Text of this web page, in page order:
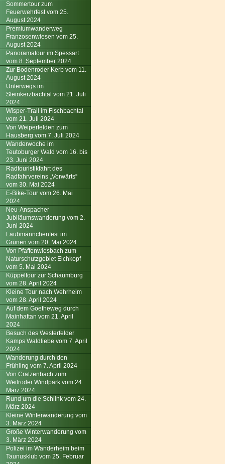
Sommertour zum
Feuerwehrfest vom 25.
August 2024
Premiumwanderweg
Franzosenwiesen vom 25.
August 2024
Panoramatour im Spessart
vom 8. September 2024
Zur Bodenroder Kerb vom 11.
August 2024
Unterwegs im
Steinkerzbachtal vom 21. Juli
2024
Wisper-Trail im Fischbachtal
vom 21. Juli 2024
Von Weiperfelden zum
Hausberg vom 7. Juli 2024
Wanderwoche im
Teutoburger Wald vom 16. bis
23. Juni 2024
Radtouristikfahrt des
Radfahrvereins „Vorwärts“
vom 30. Mai 2024
E-Bike-Tour vom 26. Mai
2024
Neu-Anspacher
Jubiläumswanderung vom 2.
Juni 2024
Laubmännchenfest im
Grünen vom 20. Mai 2024
Von Pfaffenwiesbach zum
Naturschutzgebiet Eichkopf
vom 5. Mai 2024
Küppeltour zur Schaumburg
vom 28. April 2024
Kleine Tour nach Wehrheim
vom 28. April 2024
Auf dem Goetheweg durch
Mainhattan vom 21. April
2024
Besuch des Westerfelder
Kamps Waldliebe vom 7. April
2024
Wanderung durch den
Frühling vom 7. April 2024
Von Cratzenbach zum
Weilroder Windpark vom 24.
März 2024
Rund um die Schlink vom 24.
März 2024
Kleine Winterwanderung vom
3. März 2024
Große Winterwanderung vom
3. März 2024
Polizei im Wanderheim beim
Taunusklub vom 25. Februar